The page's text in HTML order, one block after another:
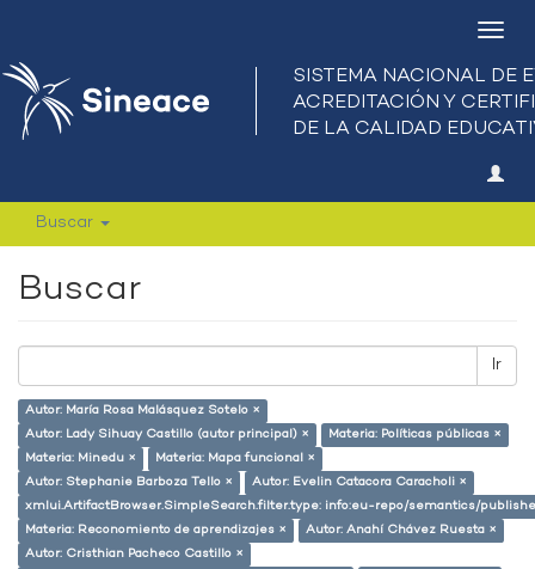
Buscar
Buscar
Ir
Autor: María Rosa Malásquez Sotelo ×
Autor: Lady Sihuay Castillo (autor principal) ×
Materia: Políticas públicas ×
Materia: Minedu ×
Materia: Mapa funcional ×
Autor: Stephanie Barboza Tello ×
Autor: Evelin Catacora Caracholi ×
xmlui.ArtifactBrowser.SimpleSearch.filter.type: info:eu-repo/semantics/
Materia: Reconomiento de aprendizajes ×
Autor: Anahí Chávez Ruesta ×
Autor: Cristhian Pacheco Castillo ×